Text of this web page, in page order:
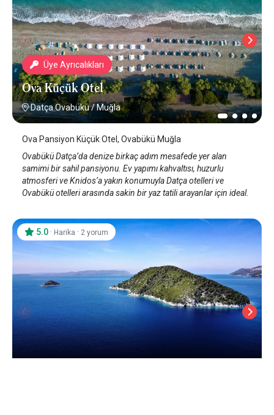
Üye Ayrıcalıkları
Ova Küçük Otel
Datça Ovabükü/Muğla
Ova Pansiyon Küçük Otel, Ovabükü Muğla
Ovabükü Datça’da denize birkaç adım mesafede yer alan
samimi bir sahil pansiyonu. Ev yapımı kahvaltısı, huzurlu
atmosferi ve Knidos’a yakın konumuyla Datça otelleri ve
Ovabükü otelleri arasında sakin bir yaz tatili arayanlar için ideal.
5.0 · Harika · 2 yorum